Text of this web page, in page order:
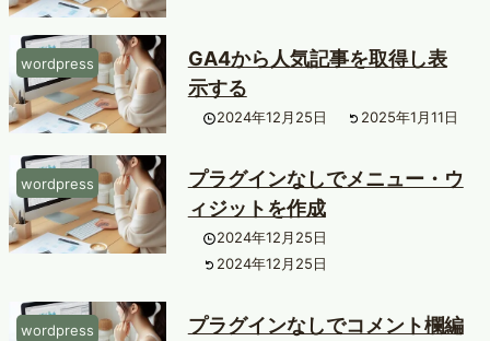
wordpress
GA4から人気記事を取得し表
示する
2024年12月25日 2025年1月11日
wordpress
プラグインなしでメニュー・ウ
ィジットを作成
2024年12月25日
2024年12月25日
wordpress
プラグインなしでコメント欄編